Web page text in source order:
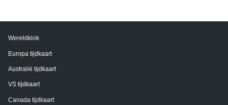
Wereldklok
Europa tijdkaart
Australië tijdkaart
VS tijdkaart
Canada tijdkaart